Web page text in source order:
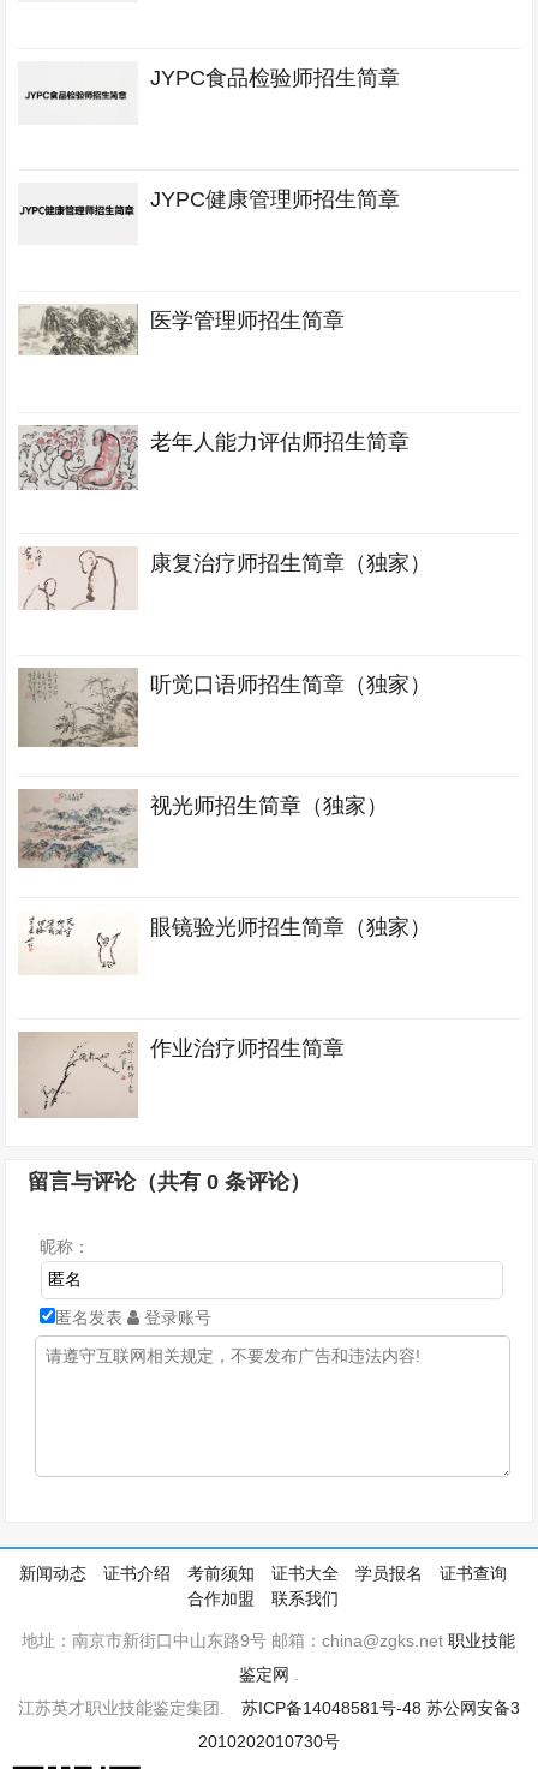
JYPC食品检验师招生简章
JYPC健康管理师招生简章
医学管理师招生简章
老年人能力评估师招生简章
康复治疗师招生简章（独家）
听觉口语师招生简章（独家）
视光师招生简章（独家）
眼镜验光师招生简章（独家）
作业治疗师招生简章
留言与评论（共有0 条评论）
昵称：
匿名发表 登录账号
新闻动态 证书介绍 考前须知 证书大全 学员报名
证书查询
合作加盟
联系我们
地址：南京市新街口中山东路9号 邮箱：china@zgks.net职业技能
鉴定网
江苏英才职业技能鉴定集团. 苏ICP备14048581号-48 苏公网安备3
2010202010730号